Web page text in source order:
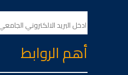
أهم الروابط